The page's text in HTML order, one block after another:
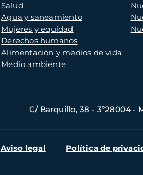
Salud
Agua y saneamiento
Mujeres y equidad
Derechos humanos
Alimentación y medios de vida
Medio ambiente
C/ Barquillo, 38 - 3º28004 -
Aviso legal Política de